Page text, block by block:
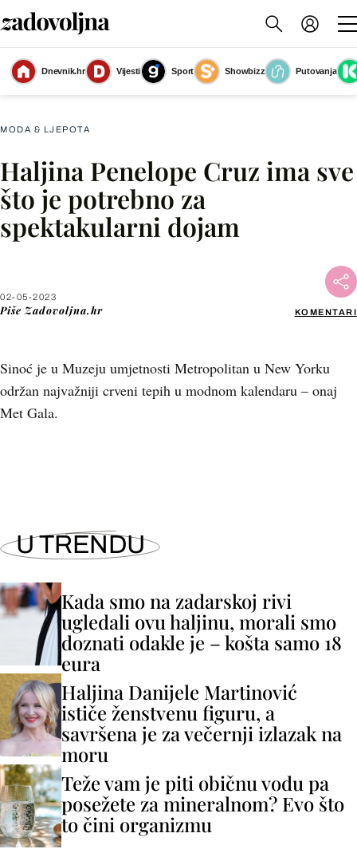
Dnevnik.hr Vijesti Sport Showbizz
Putovanja
Slika nije dostupna
MODA & LJEPOTA
Haljina Penelope Cruz ima sve
što je potrebno za
spektakularni dojam
02-05-2023
Piše Zadovoljna.hr KOMENTARI
Sinoć je u Muzeju umjetnosti Metropolitan u New Yorku
održan najvažniji crveni tepih u modnom kalendaru – onaj
Met Gala.
Facebook
X
U TRENDU
Kada smo na zadarskoj rivi
ugledali ovu haljinu, morali smo
doznati odakle je – košta samo 18
eura
Haljina Danijele Martinović
ističe ženstvenu figuru, a
savršena je za večernji izlazak na
moru
Teže vam je piti običnu vodu pa
posežete za mineralnom? Evo što
to čini organizmu